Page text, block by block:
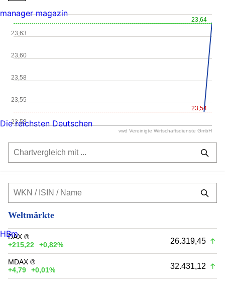
23,64
23,54
23,55
23,60
23,53
23,58
23,63
vwd Vereinigte Wirtschaftsdienste GmbH
Weltmärkte
DAX ®
+215,22
+0,82% 26.319,45
MDAX ®
+4,79
+0,01% 32.431,12
manager magazin
Die reichsten Deutschen
HBm